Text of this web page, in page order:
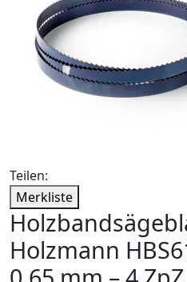
Teilen:
Merkliste
Holzmann